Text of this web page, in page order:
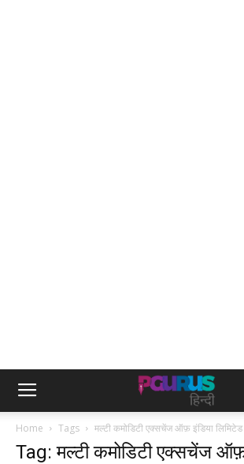
Home Tags मल्टी कमोडिटी एक्सचेंज ऑफ़ इंडिया लिमिटेड
Tag: मल्टी कमोडिटी एक्सचेंज ऑफ़